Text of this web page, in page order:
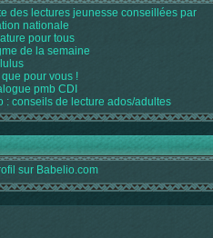
des lectures jeunesse conseillées par
nationale
pour tous
de la semaine
pour vous !
pmb CDI
: conseils de lecture ados/adultes